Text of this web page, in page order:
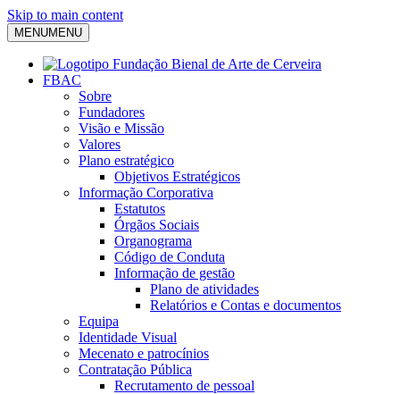
Skip to main content
MENUMENU
FBAC
Sobre
Fundadores
Visão e Missão
Valores
Plano estratégico
Objetivos Estratégicos
Informação Corporativa
Estatutos
Órgãos Sociais
Organograma
Código de Conduta
Informação de gestão
Plano de atividades
Relatórios e Contas e documentos
Equipa
Identidade Visual
Mecenato e patrocínios
Contratação Pública
Recrutamento de pessoal